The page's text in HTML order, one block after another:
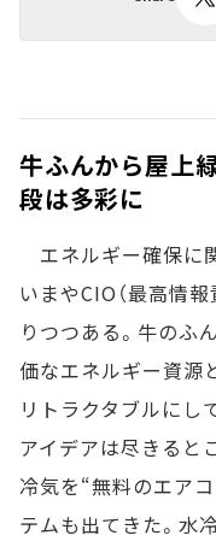
牛ふんから屋上
段は多彩に
エネルギー確保に
いまやCIO（最高情
りつつある。牛のふ
価なエネルギー資源
リトラクタブルにし
アイデアは尽きると
冷気を“無料のエア
テムも出てきた。水